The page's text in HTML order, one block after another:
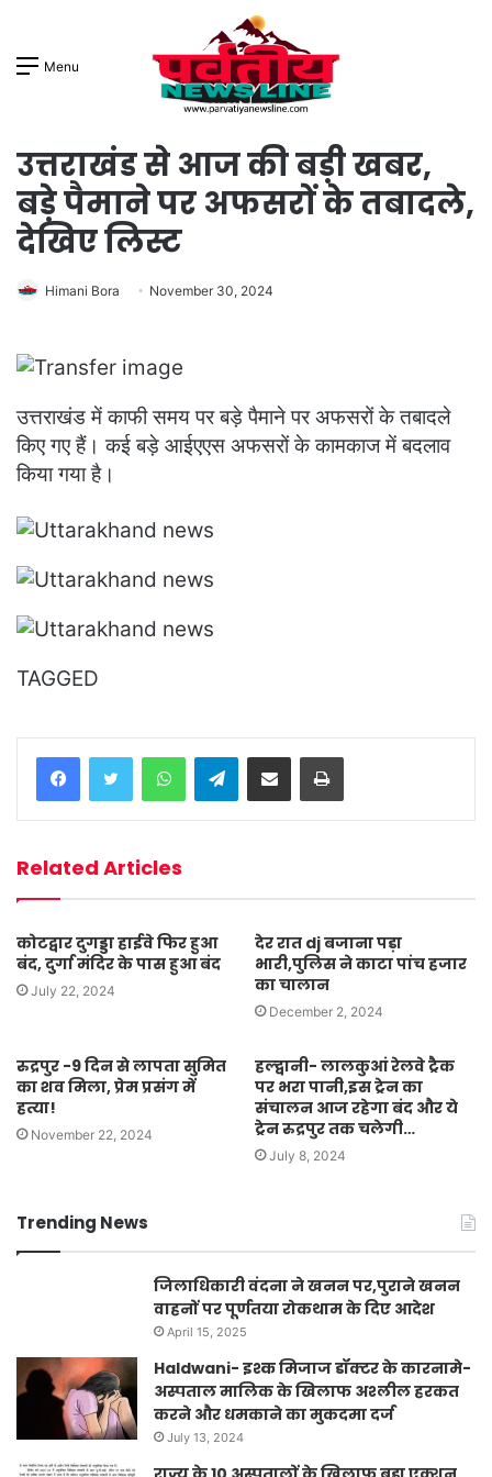
Menu
उत्तराखंड से आज की बड़ी खबर,
बड़े पैमाने पर अफसरों के तबादले,
देखिए लिस्ट
Himani Bora November 30, 2024
उत्तराखंड में काफी समय पर बड़े पैमाने पर अफसरों के तबादले
किए गए हैं। कई बड़े आईएएस अफसरों के कामकाज में बदलाव
किया गया है।
TAGGED
WhatsAppTelegramShare via Email Print
Related Articles
कोटद्वार दुगड्डा हाईवे फिर हुआ
बंद, दुर्गा मंदिर के पास हुआ बंद
July 22, 2024
देर रात dj बजाना पड़ा
भारी,पुलिस ने काटा पांच हजार
का चालान
December 2, 2024
रुद्रपुर -9 दिन से लापता सुमित
का शव मिला, प्रेम प्रसंग में
हत्या!
November 22, 2024
हल्द्वानी- लालकुआं रेलवे ट्रैक
पर भरा पानी,इस ट्रेन का
संचालन आज रहेगा बंद और ये
ट्रेन रुद्रपुर तक चलेगी…
July 8, 2024
Trending News
जिलाधिकारी वंदना ने खनन पर,पुराने खनन
वाहनों पर पूर्णतया रोकथाम के दिए आदेश
April 15, 2025
Haldwani- इश्क मिजाज डॉक्टर के कारनामे-
अस्पताल मालिक के खिलाफ अश्लील हरकत
करने और धमकाने का मुकदमा दर्ज
July 13, 2024